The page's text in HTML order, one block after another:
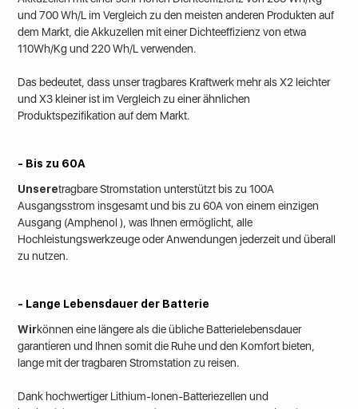
und 700 Wh/L im Vergleich zu den meisten anderen Produkten auf
dem Markt, die Akkuzellen mit einer Dichteeffizienz von etwa
110Wh/Kg und 220 Wh/L verwenden.
Das bedeutet, dass unser tragbares Kraftwerk mehr alsX2 leichter
und X3 kleinerist im Vergleich zu einer ähnlichen
Produktspezifikation auf dem Markt.
- Bis zu 60A
‍Unseretragbare Stromstation unterstützt bis zu100A
Ausgangsstrom insgesamt und bis zu 60A von einem einzigen
Ausgang (Amphenol ), was Ihnen ermöglicht, alle
Hochleistungswerkzeuge oder Anwendungen jederzeit und überall
zu nutzen.
- Lange Lebensdauer der Batterie
‍Wirkönneneine längere als die übliche Batterielebensdauer
garantieren und Ihnen somit die Ruhe und den Komfort bieten,
lange mit der tragbaren Stromstation zu reisen.
Dank hochwertiger Lithium-Ionen-Batteriezellen und